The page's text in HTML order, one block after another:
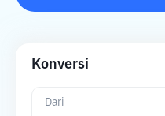
Konversi
Dari